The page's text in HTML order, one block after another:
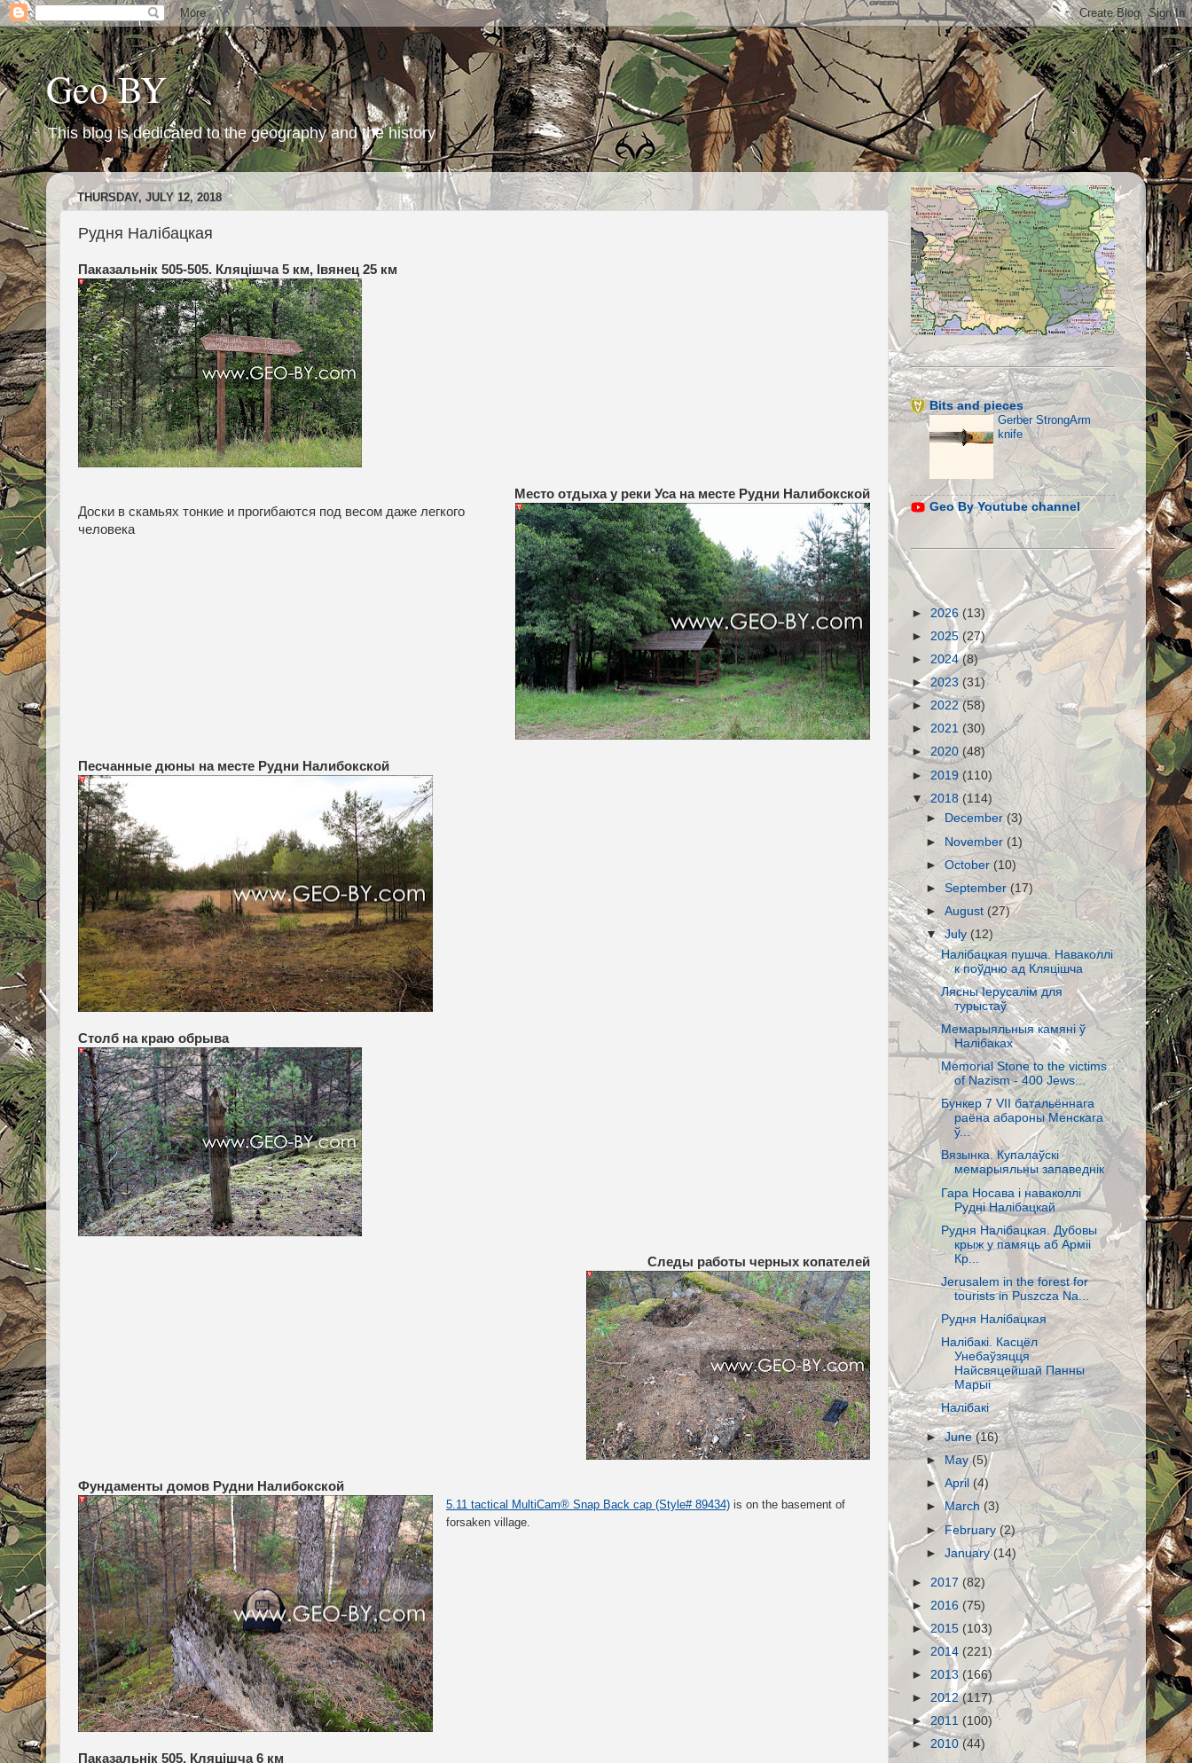
Geo BY
This blog is dedicated to the geography and the history
THURSDAY, JULY 12, 2018
Рудня Налібацкая
Паказальнік 505-505. Кляцішча 5 км, Івянец 25 км
Место отдыха у реки Уса на месте Рудни Налибокской
Доски в скамьях тонкие и прогибаются под весом даже легкого
человека
Песчанные дюны на месте Рудни Налибокской
Столб на краю обрыва
Следы работы черных копателей
Фундаменты домов Рудни Налибокской
5.11 tactical MultiCam® Snap Back cap (Style# 89434)is on the basement of
forsaken village.
Паказальнік 505. Кляцішча 6 км
Bits and pieces
Gerber StrongArm
knife
Geo By Youtube channel
► 2026 (13)
► 2025 (27)
► 2024(8)
►2023 (31)
► 2022(58)
► 2021 (30)
►2020(48)
► 2019 (110)
▼2018 (114)
►
December(3)
► November(1)
►October(10)
►September(17)
►August (27)
▼July (12)
Налібацкая пушча. Наваколлі
к поўдню ад Кляцішча
Лясны Іерусалім для
турыстаў
Мемарыяльныя камяні ў
Налібаках
Memorial Stone to the victims
of Nazism - 400 Jews...
Бункер 7 VII батальённага
раёна абароны Менскага
ў...
Вязынка. Купалаўскі
мемарыяльны запаведнік
Гара Носава і наваколлі
Рудні Налібацкай
Рудня Налібацкая. Дубовы
крыж у памяць аб Арміі
Кр...
Jerusalem in the forest for
tourists in Puszcza Na...
Рудня Налібацкая
Налібакі. Касцёл
Унебаўзяцця
Найсвяцейшай Панны
Марыі
Налібакі
►June(16)
►May(5)
►April(4)
►March (3)
►February(2)
►January(14)
► 2017 (82)
► 2016 (75)
►2015 (103)
► 2014 (221)
► 2013 (166)
► 2012(117)
►2011 (100)
► 2010 (44)